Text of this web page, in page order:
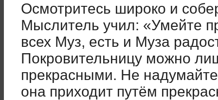
Осмотритесь широко и
Мыслитель учил: «Умейте
всех Муз, есть и Муза
Покровительницу можно
прекрасными. Не
она приходит путём